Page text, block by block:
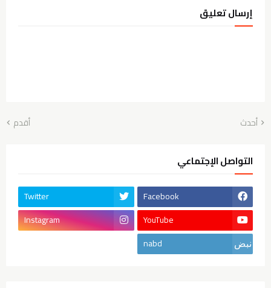
إرسال تعليق
أحدث أقدم
التواصل الإجتماعي
Facebook
Twitter
YouTube
Instagram
nabd